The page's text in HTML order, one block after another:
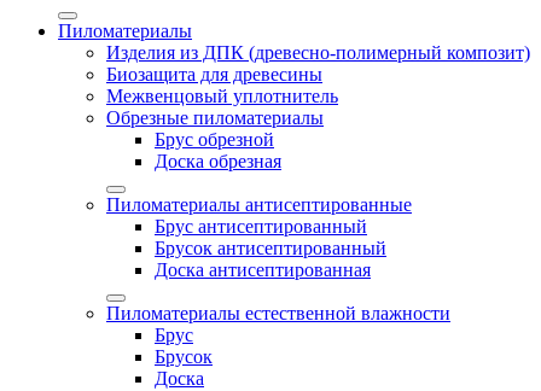
Пиломатериалы
Изделия из ДПК (древесно-полимерный композит)
Биозащита для древесины
Межвенцовый уплотнитель
Обрезные пиломатериалы
Брус обрезной
Доска обрезная
Пиломатериалы антисептированные
Брус антисептированный
Брусок антисептированный
Доска антисептированная
Пиломатериалы естественной влажности
Брус
Брусок
Доска